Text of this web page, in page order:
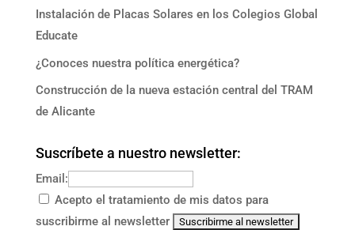
Instalación de Placas Solares en los Colegios Global
Educate
¿Conoces nuestra política energética?
Construcción de la nueva estación central del TRAM
de Alicante
Suscríbete a nuestro newsletter:
Email:
Acepto el tratamiento de mis datos para
suscribirme al newsletter